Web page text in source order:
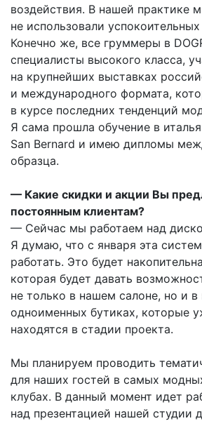
воздействия. В нашей практике
не использовали
Конечно же, все груммеры в
специалисты высокого класса,
на крупнейших выставках
и международного формата,
в курсе последних тенденций
Я сама прошла обучение в
San Bernard и имею дипломы
образца.
— Какие скидки и акции Вы
постоянным клиентам?
— Сейчас мы работаем над
Я думаю, что с января эта
работать. Это будет
которая будет давать
не только в нашем салоне, но и в
одноименных бутиках, которые
находятся в стадии проекта.
Мы планируем проводить
для наших гостей в самых
клубах. В данный момент идет
над презентацией нашей студии